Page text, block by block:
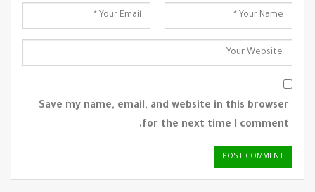
Save my name, email, and website in this browser
for the next time I comment.